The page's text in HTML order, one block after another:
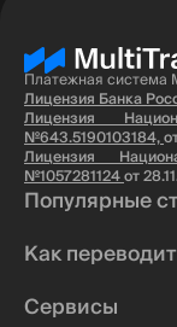
Платежная система
Лицензия Банка
Лицензия
№643.5190103184,
Лицензия
№1057281124от
Популярные
Как
Сервисы